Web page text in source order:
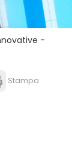
-
Stampa